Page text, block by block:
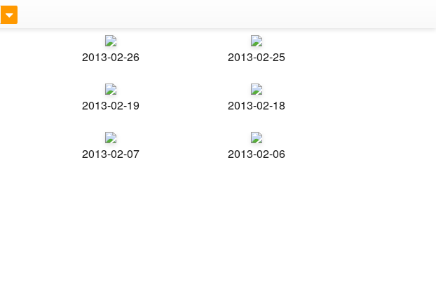
2013-02-26 2013-02-25
2013-02-19 2013-02-18
2013-02-07 2013-02-06